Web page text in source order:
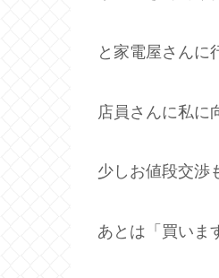
と家電屋さんに
店員さんに私に
少しお値段交渉
あとは「買いま